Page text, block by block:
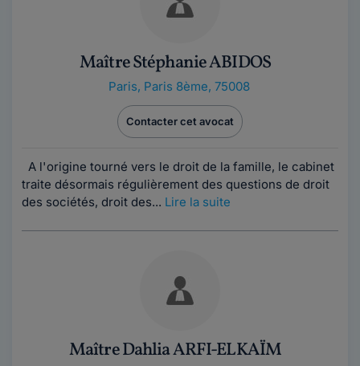
Maître Stéphanie ABIDOS
Paris, Paris 8ème, 75008
Contacter cet avocat
A l'origine tourné vers le droit de la famille, le cabinet
traite désormais régulièrement des questions de droit
des sociétés, droit des... Lire la suite
Maître Dahlia ARFI-ELKAÏM